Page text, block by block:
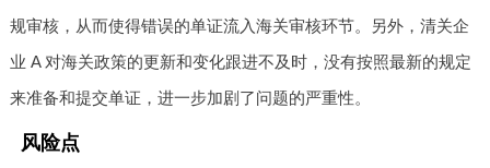
规审核，从而使得错误的单证流入海关审核环节。另外，清关企
业 A 对海关政策的更新和变化跟进不及时，没有按照最新的规定
来准备和提交单证，进一步加剧了问题的严重性。
风险点